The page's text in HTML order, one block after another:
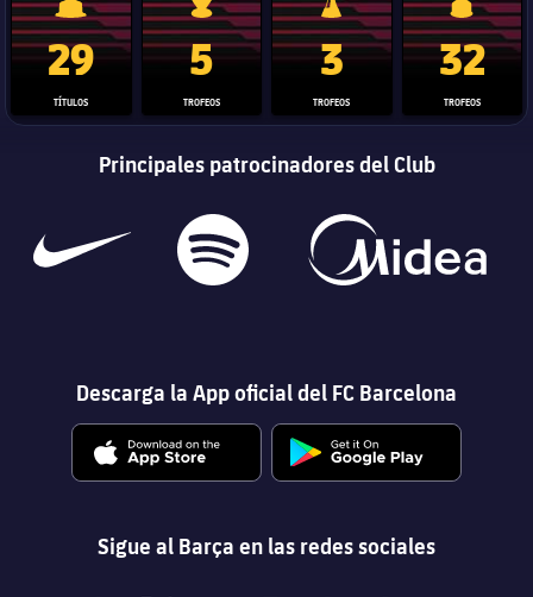
Trofeo de La Liga
29
TÍTULOS
Trofeo de la Liga de Campeones
5
TROFEOS
Trofeo del Mundial de
3
TROFEOS
Copa del
32
TROFEOS
Principales patrocinadores del Club
Descarga la App oficial del FC Barcelona
Sigue al Barça en las redes sociales